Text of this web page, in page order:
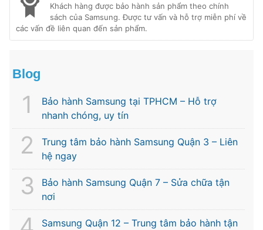
Khách hàng được bảo hành sản phẩm theo chính
sách của Samsung. Được tư vấn và hỗ trợ miễn phí về
các vấn đề liên quan đến sản phẩm.
Blog
Bảo hành Samsung tại TPHCM – Hỗ trợ
nhanh chóng, uy tín
Trung tâm bảo hành Samsung Quận 3 – Liên
hệ ngay
Bảo hành Samsung Quận 7 – Sửa chữa tận
nơi
Samsung Quận 12 – Trung tâm bảo hành tận